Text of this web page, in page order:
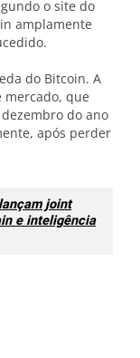
o site do
amplamente
do Bitcoin. A
mercado, que
do ano
após perder
joint
e inteligência